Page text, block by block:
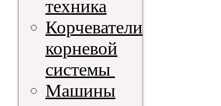
техника
Корчеватели
корневой
системы
Машины